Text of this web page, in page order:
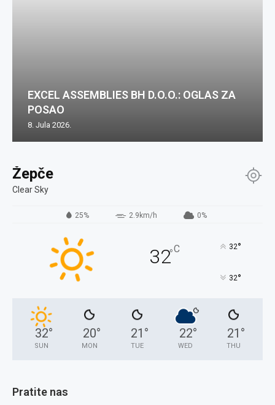
Žepče
Clear Sky
25% 2.9km/h 0%
32°C 32°
32°
32°
SUN
20°
MON
21 °
TUE
22°
WED
21 °
THU
Pratite nas
EXCEL ASSEMBLIES BH D.O.O.: OGLAS ZA
POSAO
8. Jula 2026.